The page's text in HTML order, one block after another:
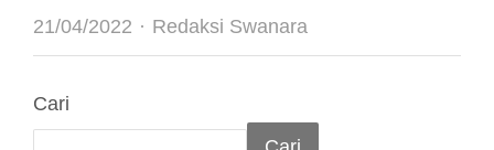
21/04/2022 Author
Redaksi Swanara
Cari